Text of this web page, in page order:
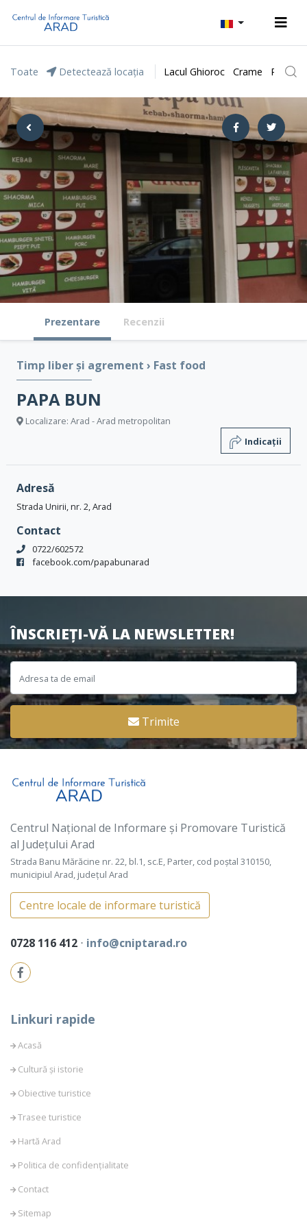
Toate Detectează locația Lacul Ghioroc Crame Parcul
Prezentare Recenzii
Timp liber și agrement › Fast food
PAPA BUN
Localizare: Arad - Arad metropolitan
Indicații
Adresă
Strada Unirii, nr. 2, Arad
Contact
0722/602572
facebook.com/papabunarad
ÎNSCRIEȚI-VĂ LA NEWSLETTER!
Trimite
Centrul Național de Informare și Promovare Turistică
al Județului Arad
Strada Banu Mărăcine nr. 22, bl.1, sc.E, Parter, cod poștal 310150,
municipiul Arad, județul Arad
Centre locale de informare turistică
0728 116 412 ⋅ info@cniptarad.ro
Linkuri rapide
Acasă
Cultură și istorie
Obiective turistice
Trasee turistice
Hartă Arad
Politica de confidențialitate
Contact
Sitemap